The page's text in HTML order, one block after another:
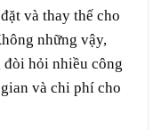
và thay thế cho
những vậy,
đòi hỏi nhiều công
và chi phí cho